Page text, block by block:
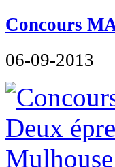
Concours
06-09-2013